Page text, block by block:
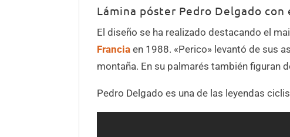
Lámina póster Pedro Delgado
El diseño se ha realizado destacando el
Francia en 1988. «Perico» levantó de sus
montaña. En su palmarés también figuran
Pedro Delgado es una de las leyendas